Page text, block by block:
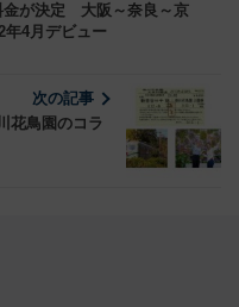
金が決定 大阪～奈良～京
年4月デビュー
次の記事
花鳥園のコラ